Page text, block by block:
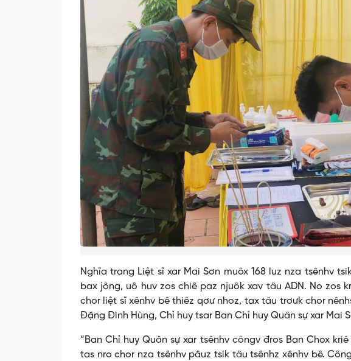
Nghĩa trang Liệt sĩ xar Mai Sơn muôx 168 luz nza tsênhv
bax jông, uô huv zos chiê paz njuôk xav tâu ADN. No zos
chor liệt sĩ xênhv bê thiêz qơư nhoz, tax tâu trơưk chor
Đặng Đình Hùng, Chỉ huy tsar Ban Chỉ huy Quân sự xar Mai
“Ban Chỉ huy Quân sự xar tsênhv côngv đros Ban Chox
tas nro chor nza tsênhv pâuz tsik tâu tsênhz xênhv bê.